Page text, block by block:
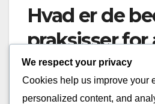
Hvad er de
praksisser
Twitch Drops?
For at kræve Twitch Drops
We respect your privacy
Cookies help us improve your
personalized content, and